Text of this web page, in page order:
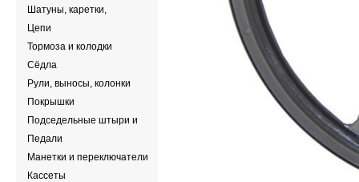
Шатуны, каретки,
передние звезды
Цепи
Тормоза и колодки
Сёдла
Рули, выносы, колонки
Покрышки
Подседельные штыри и
хомуты
Педали
Манетки и переключатели
Кассеты